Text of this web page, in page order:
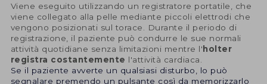
Viene eseguito utilizzando un registratore portatile, che
viene collegato alla pelle mediante piccoli elettrodi che
vengono posizionati sul torace. Durante il periodo di
registrazione, il paziente può condurre le sue normali
attività quotidiane senza limitazioni mentre l' holter
registra costantemente l'attività cardiaca.
Se il paziente avverte un qualsiasi disturbo, lo può
segnalare premendo un pulsante così da memorizzarlo